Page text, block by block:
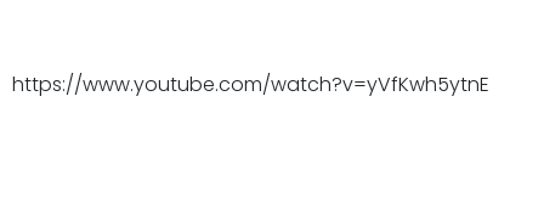
https://www.youtube.com/watch?v=yVfKwh5ytnE